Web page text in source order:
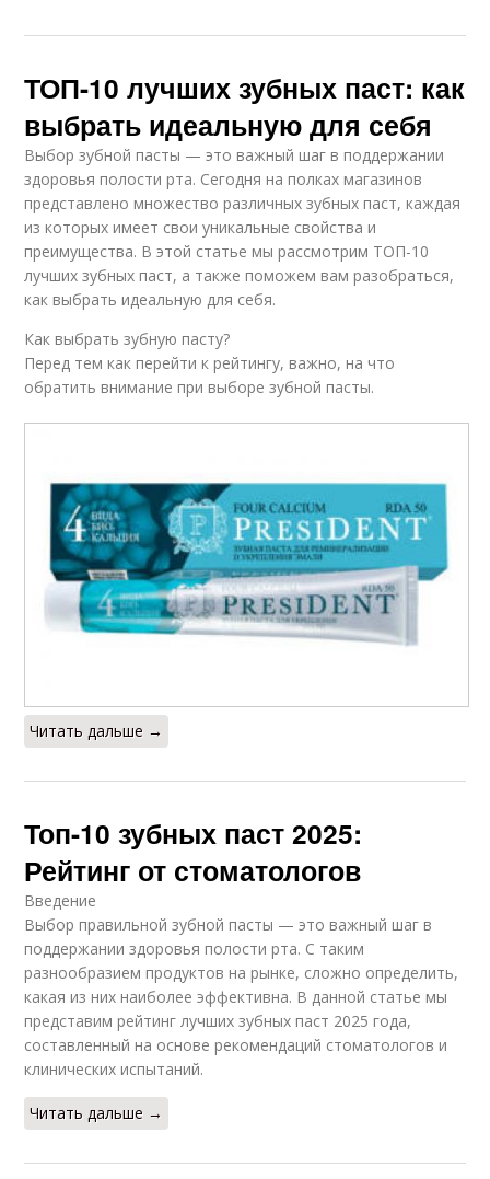
ТОП-10 лучших зубных паст: как
выбрать идеальную для себя
Выбор зубной пасты — это важный шаг в поддержании
здоровья полости рта. Сегодня на полках магазинов
представлено множество различных зубных паст, каждая
из которых имеет свои уникальные свойства и
преимущества. В этой статье мы рассмотрим ТОП-10
лучших зубных паст, а также поможем вам разобраться,
как выбрать идеальную для себя.
Как выбрать зубную пасту?
Перед тем как перейти к рейтингу, важно, на что
обратить внимание при выборе зубной пасты.
Читать дальше →
Топ-10 зубных паст 2025:
Рейтинг от стоматологов
Введение
Выбор правильной зубной пасты — это важный шаг в
поддержании здоровья полости рта. С таким
разнообразием продуктов на рынке, сложно определить,
какая из них наиболее эффективна. В данной статье мы
представим рейтинг лучших зубных паст 2025 года,
составленный на основе рекомендаций стоматологов и
клинических испытаний.
Читать дальше →